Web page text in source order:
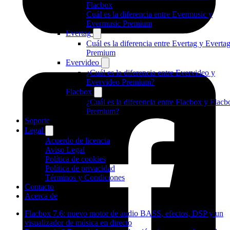
Flacbox
Cuál es la diferencia entre Evermusic y
Evermusic Premium
Evertag
Cuál es la diferencia entre Evertag y Evertag
Premium
Evervideo
¿Cuál es la diferencia entre Evervideo y
Evervideo Premium?
Flacbox
¿Cuál es la diferencia entre Flacbox y
Premium?
Soporte
Legal
Acuerdo de licencia
Aviso Legal
Política de cookies
Política de privacidad
Términos y Condiciones
Contacto
Acerca de
Flacbox 7.6: nuevo motor de audio BASS, efectos, DSP y un
visualizador de música en directo